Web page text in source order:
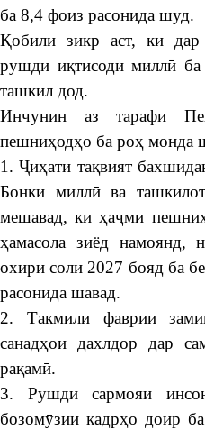
ба 8,4 фоиз расонида шуд.
Қобили зикр аст, ки
рушди иқтисоди миллӣ
ташкил дод.
Инчунин аз тарафи
пешниҳодҳо ба роҳ монда
1. Ҷиҳати тақвият
Бонки миллӣ ва
мешавад, ки ҳаҷми
ҳамасола зиёд намоянд,
охири соли 2027 бояд ба
расонида шавад.
2. Такмили фаврии
санадҳои дахлдор дар
рақамӣ.
3. Рушди сармояи
бозомӯзии кадрҳо доир